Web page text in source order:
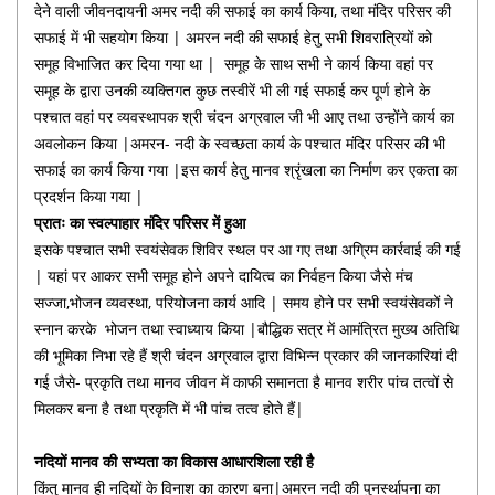
देने वाली जीवनदायनी अमर नदी की सफाई का कार्य किया, तथा मंदिर परिसर की
सफाई में भी सहयोग किया | अमरन नदी की सफाई हेतु सभी शिवरात्रियों को
समूह विभाजित कर दिया गया था | समूह के साथ सभी ने कार्य किया वहां पर
समूह के द्वारा उनकी व्यक्तिगत कुछ तस्वीरें भी ली गई सफाई कर पूर्ण होने के
पश्चात वहां पर व्यवस्थापक श्री चंदन अग्रवाल जी भी आए तथा उन्होंने कार्य का
अवलोकन किया |अमरन- नदी के स्वच्छता कार्य के पश्चात मंदिर परिसर की भी
सफाई का कार्य किया गया |इस कार्य हेतु मानव श्रृंखला का निर्माण कर एकता का
प्रदर्शन किया गया |
प्रातः का स्वल्पाहार मंदिर परिसर में हुआ
इसके पश्चात सभी स्वयंसेवक शिविर स्थल पर आ गए तथा अग्रिम कार्रवाई की गई
| यहां पर आकर सभी समूह होने अपने दायित्व का निर्वहन किया जैसे मंच
सज्जा,भोजन व्यवस्था, परियोजना कार्य आदि | समय होने पर सभी स्वयंसेवकों ने
स्नान करके भोजन तथा स्वाध्याय किया |बौद्धिक सत्र में आमंत्रित मुख्य अतिथि
की भूमिका निभा रहे हैं श्री चंदन अग्रवाल द्वारा विभिन्न प्रकार की जानकारियां दी
गई जैसे- प्रकृति तथा मानव जीवन में काफी समानता है मानव शरीर पांच तत्वों से
मिलकर बना है तथा प्रकृति में भी पांच तत्व होते हैं|
नदियों मानव की सभ्यता का विकास आधारशिला रही है
किंतु मानव ही नदियों के विनाश का कारण बना|अमरन नदी की पुनर्स्थापना का